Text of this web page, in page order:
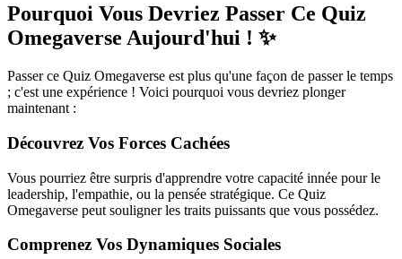
Pourquoi Vous Devriez Passer Ce Quiz
Omegaverse Aujourd'hui ! ✨
Passer ce Quiz Omegaverse est plus qu'une façon de passer le temps
; c'est une expérience ! Voici pourquoi vous devriez plonger
maintenant :
Découvrez Vos Forces Cachées
Vous pourriez être surpris d'apprendre votre capacité innée pour le
leadership, l'empathie, ou la pensée stratégique. Ce Quiz
Omegaverse peut souligner les traits puissants que vous possédez.
Comprenez Vos Dynamiques Sociales